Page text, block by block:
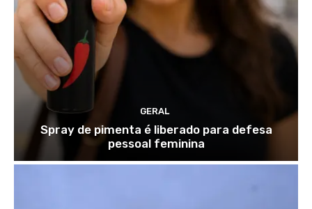
GERAL
Spray de pimenta é liberado para defesa
pessoal feminina